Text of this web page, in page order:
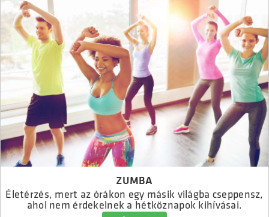
ZUMBA
Életérzés, mert az órákon egy másik világba cseppensz,
ahol nem érdekelnek a hétköznapok kihívásai.